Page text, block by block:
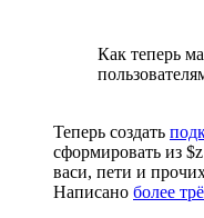
Как теперь
Теперь создать
сформировать из $z
васи, пети и
Написано более